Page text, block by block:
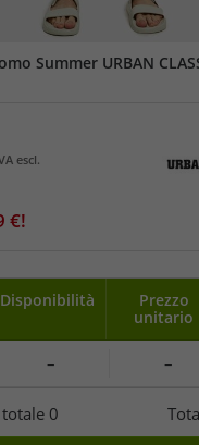
Summer URBAN
escl.
€!
Disponibilità
Prezzo
unitario
– –
0